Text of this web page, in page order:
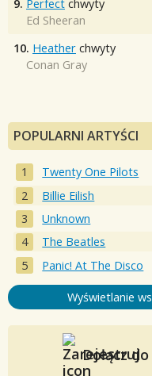
9. Perfect chwyty
Ed Sheeran
10. Heather chwyty
Conan Gray
POPULARNI ARTYŚCI
Twenty One Pilots
Billie Eilish
Unknown
The Beatles
Panic! At The Disco
Wyświetlanie
Dołącz